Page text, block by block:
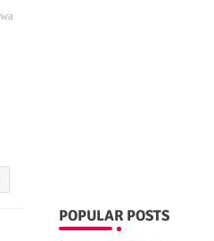
POPULAR POSTS